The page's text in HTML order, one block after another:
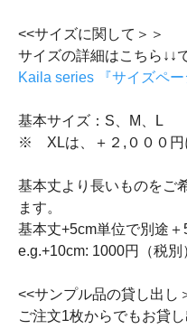
<<サイズに関して＞＞
サイズの詳細はこちら↓↓
Kaila series 『サイズペー
基本サイズ：S、M、L
※ XLは、＋２,０００円
基本丈より長いものをご
ます。
基本丈+5cm単位で別途＋
e.g.+10cm: 1000円（税別
<<サンプル品の貸し出し
ご注文1枚からでもお貸